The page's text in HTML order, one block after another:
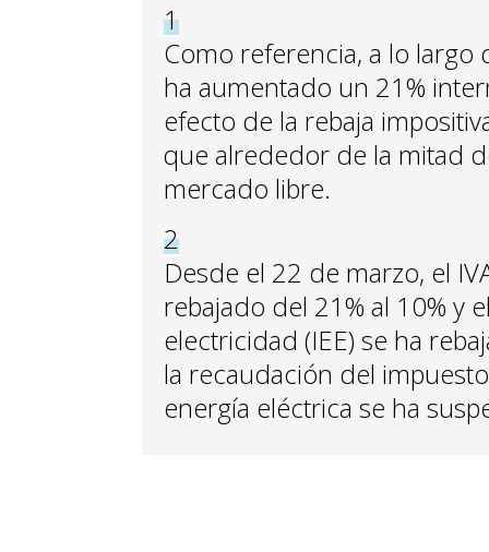
1
Como referencia, a lo largo
ha aumentado un 21%
efecto de la rebaja
que alrededor de la mitad
mercado libre.
2
Desde el 22 de marzo, el
rebajado del 21% al 10% y
electricidad (IEE) se ha
la recaudación del
energía eléctrica se ha